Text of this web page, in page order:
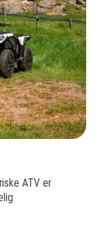
ATV er